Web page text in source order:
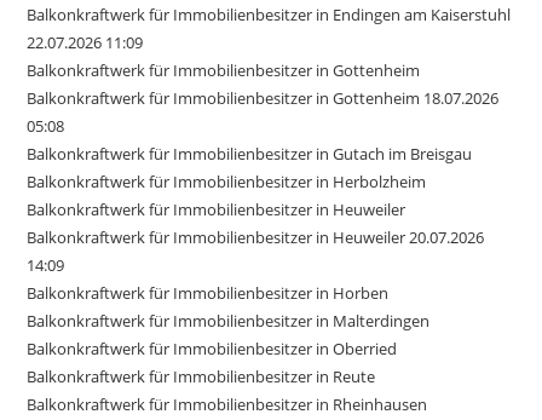
Balkonkraftwerk für Immobilienbesitzer in Endingen am Kaiserstuhl
22.07.2026 11:09
Balkonkraftwerk für Immobilienbesitzer in Gottenheim
Balkonkraftwerk für Immobilienbesitzer in Gottenheim 18.07.2026
05:08
Balkonkraftwerk für Immobilienbesitzer in Gutach im Breisgau
Balkonkraftwerk für Immobilienbesitzer in Herbolzheim
Balkonkraftwerk für Immobilienbesitzer in Heuweiler
Balkonkraftwerk für Immobilienbesitzer in Heuweiler 20.07.2026
14:09
Balkonkraftwerk für Immobilienbesitzer in Horben
Balkonkraftwerk für Immobilienbesitzer in Malterdingen
Balkonkraftwerk für Immobilienbesitzer in Oberried
Balkonkraftwerk für Immobilienbesitzer in Reute
Balkonkraftwerk für Immobilienbesitzer in Rheinhausen